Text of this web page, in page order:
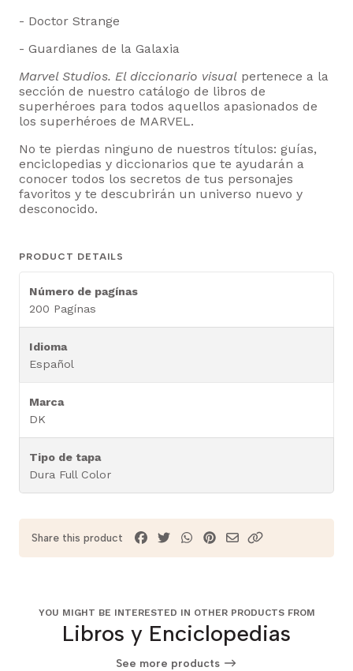
- Doctor Strange
- Guardianes de la Galaxia
Marvel Studios. El diccionario visual pertenece a la
sección de nuestro catálogo de libros de
superhéroes para todos aquellos apasionados de
los superhéroes de MARVEL.
No te pierdas ninguno de nuestros títulos: guías,
enciclopedias y diccionarios que te ayudarán a
conocer todos los secretos de tus personajes
favoritos y te descubrirán un universo nuevo y
desconocido.
PRODUCT DETAILS
Número de pagínas
200 Pagínas
Idioma
Español
Marca
DK
Tipo de tapa
Dura Full Color
Share this product
YOU MIGHT BE INTERESTED IN OTHER PRODUCTS FROM
Libros y Enciclopedias
See more products